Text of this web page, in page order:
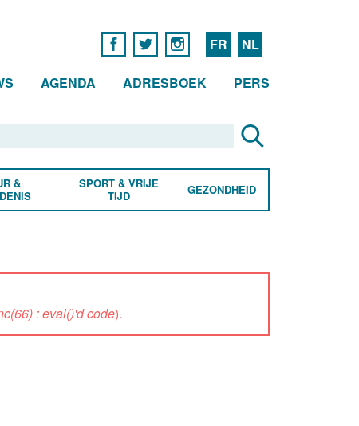
FR NL
AGENDA ADRESBOEK PERS
&
SPORT & VRIJE
TIJD
GEZONDHEID
: eval()'d code).